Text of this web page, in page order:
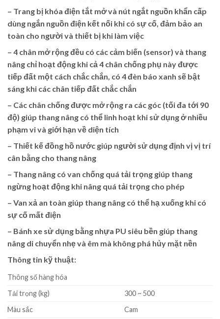
– Trang bị khóa điện tắt mở và nút ngắt nguồn khẩn cấp
dùng ngắn nguồn điện kết nối khi có sự cố, đảm bảo an
toàn cho người và thiết bị khi làm việc
– 4 chân mở rộng đều có các cảm biến (sensor) và thang
nâng chỉ hoạt động khi cả 4 chân chống phụ này được
tiếp đất một cách chắc chắn, có 4 đèn báo xanh sẽ bật
sáng khi các chân tiếp đất chắc chắn
– Các chân chống được mở rộng ra các góc (tối đa tới 90
độ) giúp thang nâng có thể linh hoạt khi sử dụng ở nhiều
phạm vi và giới hạn về diện tích
– Thiết kế đồng hồ nước giúp người sử dụng định vị vị trí
cân bằng cho thang nâng
– Thang nâng có van chống quá tải trọng giúp thang
ngừng hoạt động khi nâng quá tải trọng cho phép
– Van xả an toàn giúp thang nâng có thể hạ xuống khi có
sự cố mất điện
– Bánh xe sử dụng bằng nhựa PU siêu bền giúp thang
nâng di chuyển nhẹ và êm mà không phá hủy mặt nền
Thông tin kỹ thuật:
Thông số hàng hóa
Tải trọng (kg)
300 ~ 500
Màu sắc
Cam